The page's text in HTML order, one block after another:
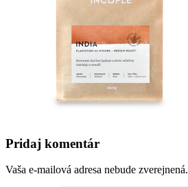
Pridaj komentár
Vaša e-mailová adresa nebude zverejnená.